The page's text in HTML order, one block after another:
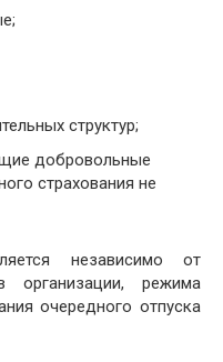
структур;
добровольные
страхования не
независимо от
организации, режима
очередного отпуска